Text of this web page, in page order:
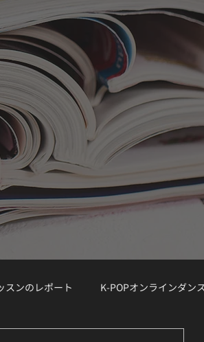
スンのレポート K-POPオンラインダン